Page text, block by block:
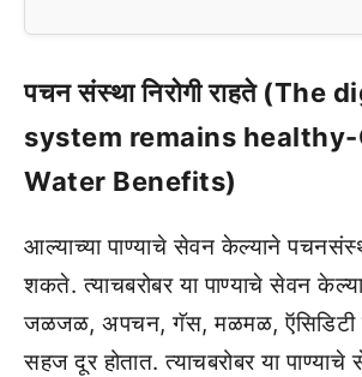
पचन संस्था निरोगी राहते (The
system remains
Water Benefits)
आल्याच्या पाण्याचे सेवन केल्याने
शकते. त्याचबरोबर या पाण्याचे सेवन
जळजळ, अपचन, गॅस, मळमळ, ऍसिडिटी
सहज दूर होतात. त्याचबरोबर या